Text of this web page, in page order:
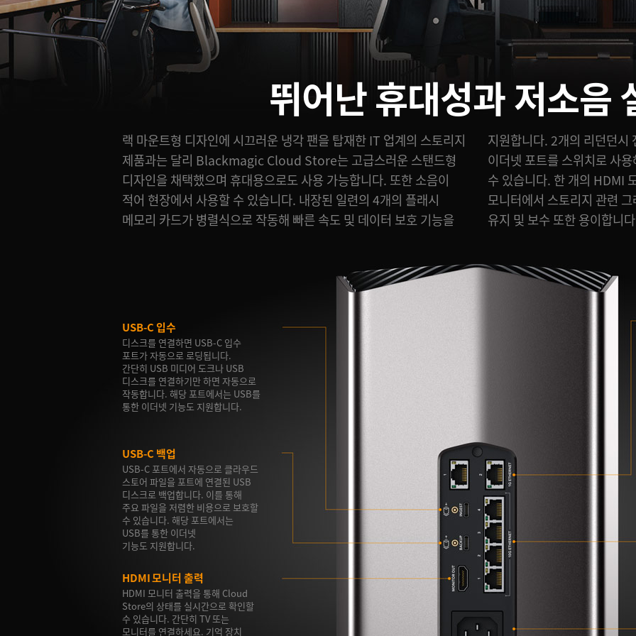
뛰어난 휴대성과 저소음
랙 마운트형 디자인에 시끄러운 냉각 팬을 탑재한 IT 업계의 스토리지
제품과는 달리 Blackmagic Cloud Store는 고급스러운 스탠드형
디자인을 채택했으며 휴대용으로도 사용 가능합니다. 또한 소음이
적어 현장에서 사용할 수 있습니다. 내장된 일련의 4개의 플래시
메모리 카드가 병렬식으로 작동해 빠른 속도 및 데이터 보호 기능을
지원합니다. 2개의 리던던시 전원 또한 지원합니다. 네 개의 10G
이더넷 포트를 스위치로 사용해 네 대의 컴퓨터를 개별적으로 연결할
수 있습니다. 한 개의 HDMI 모니터링 출력도 탑재해 TV나
모니터에서 스토리지 관련 그래픽 뷰를 실시간으로 볼 수 있습니다.
유지 및 보수 또한 용이합니
USB-C 입수
디스크를 연결하면 USB-C 입수
포트가 자동으로 로딩됩니다.
간단히 USB 미디어 도크나 USB
디스크를 연결하기만 하면 자동으로
작동합니다. 해당 포트에서는 USB를
통한 이더넷 기능도 지원합니다.
USB-C 백업
USB-C 포트에서 자동으로 클라우드
스토어 파일을 포트에 연결된 USB
디스크로 백업합니다. 이를 통해
주요 파일을 저렴한 비용으로 보호할
수 있습니다. 해당 포트에서는
USB를 통한 이더넷
기능도 지원합니다.
HDMI 모니터 출력
HDMI 모니터 출력을 통해 Cloud
Store의 상태를 실시간으로 확인할
수 있습니다. 간단히 TV 또는
모니터를 연결하세요. 기억 장치